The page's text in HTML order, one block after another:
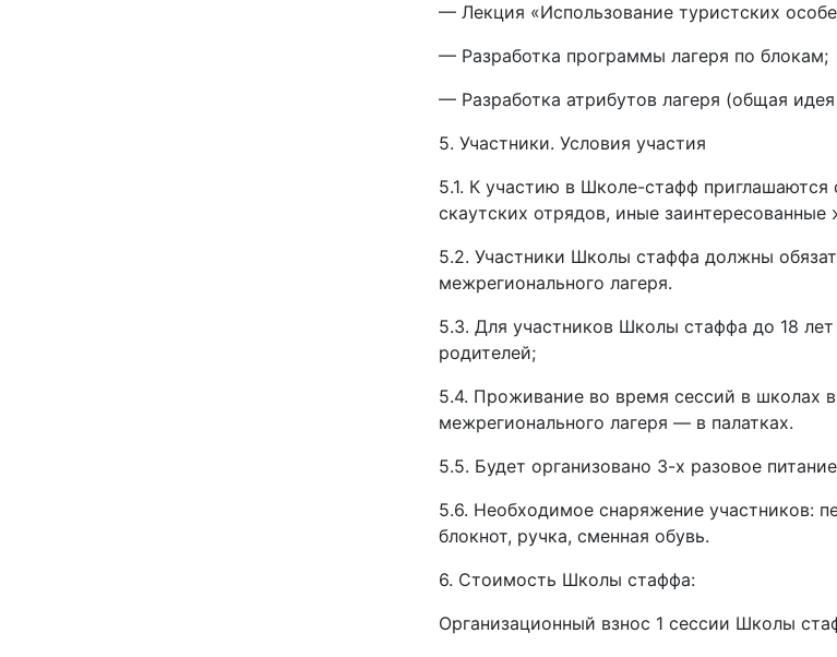
— Лекция «Использование туристских
— Разработка программы лагеря по блокам;
— Разработка атрибутов лагеря (общая
5. Участники. Условия участия
5.1. К участию в Школе-стафф приглашаются
скаутских отрядов, иные
5.2. Участники Школы стаффа должны
межрегионального лагеря.
5.3. Для участников Школы стаффа до 18
родителей;
5.4. Проживание во время сессий в школах
межрегионального лагеря — в палатках.
5.5. Будет организовано 3-х разовое
5.6. Необходимое снаряжение участников:
блокнот, ручка, сменная обувь.
6. Стоимость Школы стаффа:
Организационный взнос 1 сессии Школы